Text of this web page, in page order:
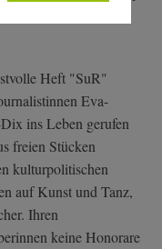
Kunst und Kultur
Heft "SuR"
Eva-
ins Leben gerufen
freien Stücken
kulturpolitischen
auf Kunst und Tanz,
Ihren
keine Honorare